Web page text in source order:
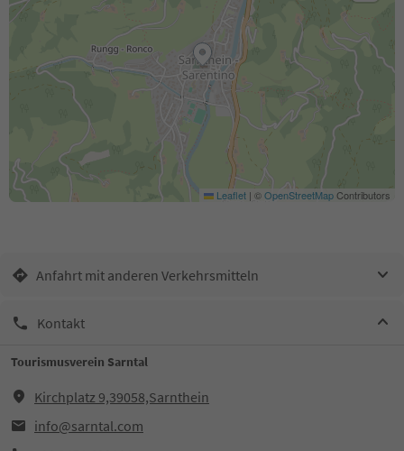
Leaflet | ©OpenStreetMapContributors
Anfahrt mit anderen Verkehrsmitteln
Kontakt
Tourismusverein Sarntal
Kirchplatz 9,39058,Sarnthein
info@sarntal.com